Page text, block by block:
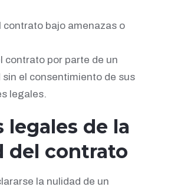
contrato bajo amenazas o
contrato por parte de un
sin el consentimiento de sus
legales.
legales de la
del contrato
la nulidad de un